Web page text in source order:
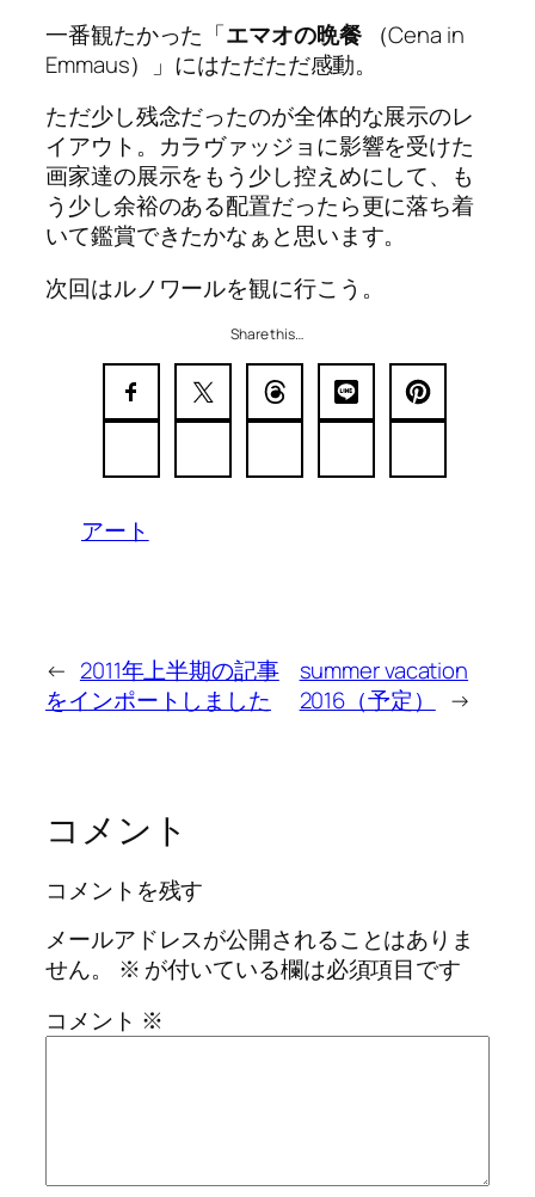
一番観たかった「エマオの晩餐（Cena in
Emmaus）」にはただただ感動。
ただ少し残念だったのが全体的な展示のレ
イアウト。カラヴァッジョに影響を受けた
画家達の展示をもう少し控えめにして、も
う少し余裕のある配置だったら更に落ち着
いて鑑賞できたかなぁと思います。
次回はルノワールを観に行こう。
Share this…
アート
← 2011年上半期の記事
をインポートしました
summer vacation
2016（予定）
→
コメント
コメントを残す
メールアドレスが公開されることはありま
せん。
※ が付いている欄は必須項目です
コメント ※